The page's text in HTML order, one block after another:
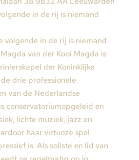
in de rij is niemand